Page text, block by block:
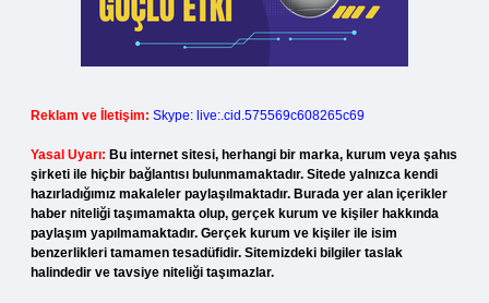
Reklam ve İletişim: Skype: live:.cid.575569c608265c69
Yasal Uyarı: Bu internet sitesi, herhangi bir marka, kurum veya şahıs
şirketi ile hiçbir bağlantısı bulunmamaktadır. Sitede yalnızca kendi
hazırladığımız makaleler paylaşılmaktadır. Burada yer alan içerikler
haber niteliği taşımamakta olup, gerçek kurum ve kişiler hakkında
paylaşım yapılmamaktadır. Gerçek kurum ve kişiler ile isim
benzerlikleri tamamen tesadüfidir. Sitemizdeki bilgiler taslak
halindedir ve tavsiye niteliği taşımazlar.